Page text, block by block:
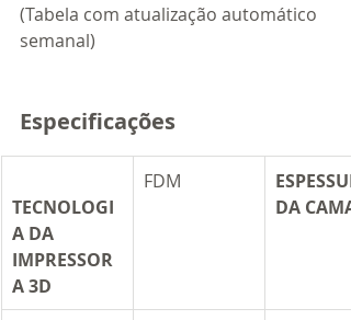
(Tabela com atualização automático
semanal)
Especificações
TECNOLOGI
A DA
IMPRESSOR
A 3D
​FDM
DA